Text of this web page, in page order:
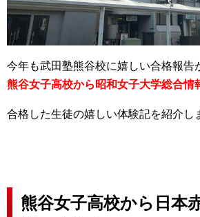
今年も武田塾熊谷校に嬉しい合格報告
熊谷女子高校から昭和女子大学総合情
合格した生徒の嬉しい体験記を紹介し
熊谷女子高校から日本